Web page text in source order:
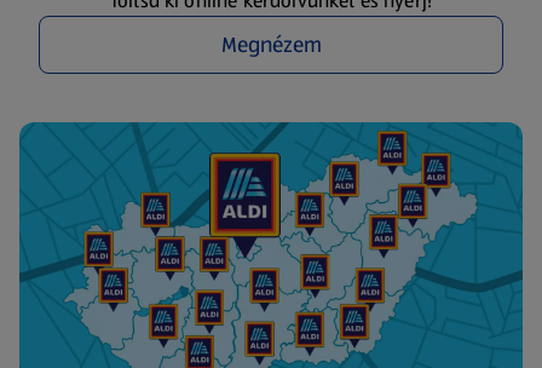
Megnézem